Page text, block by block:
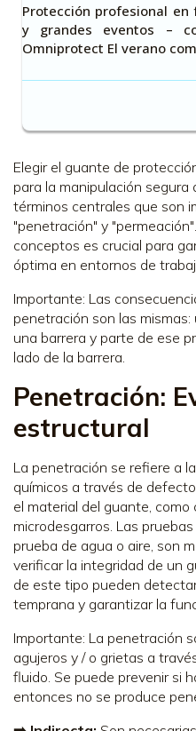
Protección profesional
y grandes eventos –
Omniprotect El verano
Elegir el guante de
para la manipulación
términos centrales que son
"penetración" y
conceptos es crucial para
óptima en entornos de
Importante: Las
penetración son las
una barrera y parte de ese
lado de la barrera.
Penetración:
estructural
La penetración se refiere a
químicos a través de
el material del guante, como
microdesgarros. Las
prueba de agua o aire, son
verificar la integridad de un
de este tipo pueden
temprana y garantizar la
Importante: La penetración
agujeros y / o grietas a
fluido. Se puede prevenir si
entonces no se produce